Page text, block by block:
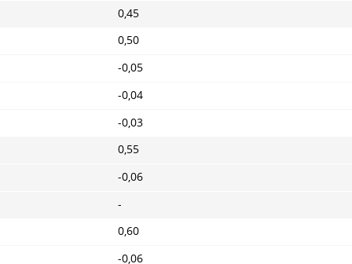
0,45
0,50
-0,05
-0,04
-0,03
0,55
-0,06
-
0,60
-0,06